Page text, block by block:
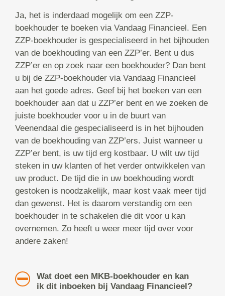
Ja, het is inderdaad mogelijk om een ZZP-
boekhouder te boeken via Vandaag Financieel. Een
ZZP-boekhouder is gespecialiseerd in het bijhouden
van de boekhouding van een ZZP’er. Bent u dus
ZZP’er en op zoek naar een boekhouder? Dan bent
u bij de ZZP-boekhouder via Vandaag Financieel
aan het goede adres. Geef bij het boeken van een
boekhouder aan dat u ZZP’er bent en we zoeken de
juiste boekhouder voor u in de buurt van
Veenendaal die gespecialiseerd is in het bijhouden
van de boekhouding van ZZP’ers. Juist wanneer u
ZZP’er bent, is uw tijd erg kostbaar. U wilt uw tijd
steken in uw klanten of het verder ontwikkelen van
uw product. De tijd die in uw boekhouding wordt
gestoken is noodzakelijk, maar kost vaak meer tijd
dan gewenst. Het is daarom verstandig om een
boekhouder in te schakelen die dit voor u kan
overnemen. Zo heeft u weer meer tijd over voor
andere zaken!
Wat doet een MKB-boekhouder en kan
ik dit inboeken bij Vandaag Financieel?